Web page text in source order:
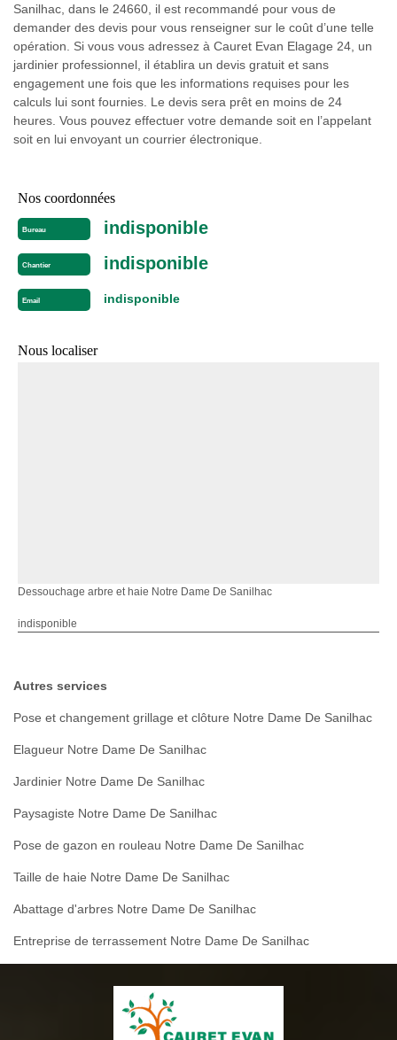
Sanilhac, dans le 24660, il est recommandé pour vous de
demander des devis pour vous renseigner sur le coût d’une telle
opération. Si vous vous adressez à Cauret Evan Elagage 24, un
jardinier professionnel, il établira un devis gratuit et sans
engagement une fois que les informations requises pour les
calculs lui sont fournies. Le devis sera prêt en moins de 24
heures. Vous pouvez effectuer votre demande soit en l’appelant
soit en lui envoyant un courrier électronique.
Nos coordonnées
Bureau indisponible
Chantier indisponible
Email indisponible
Nous localiser
Dessouchage arbre et haie Notre Dame De Sanilhac
indisponible
Autres services
Pose et changement grillage et clôture Notre Dame De Sanilhac
Elagueur Notre Dame De Sanilhac
Jardinier Notre Dame De Sanilhac
Paysagiste Notre Dame De Sanilhac
Pose de gazon en rouleau Notre Dame De Sanilhac
Taille de haie Notre Dame De Sanilhac
Abattage d'arbres Notre Dame De Sanilhac
Entreprise de terrassement Notre Dame De Sanilhac